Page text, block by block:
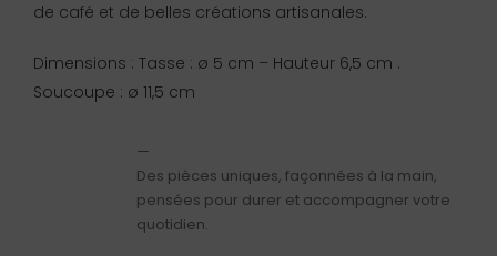
de café et de belles créations artisanales.
Dimensions : Tasse : ø 5 cm – Hauteur 6,5 cm .
Soucoupe : ø 11,5 cm
—
Des pièces uniques, façonnées à la main,
pensées pour durer et accompagner votre
quotidien.